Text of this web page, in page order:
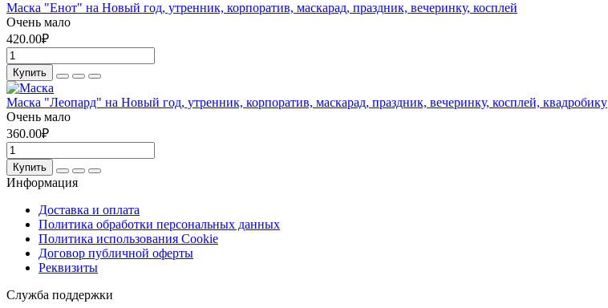
Маска "Енот" на Новый год, утренник, корпоратив, маскарад, праздник, вечеринку, косплей
Очень мало
420.00₽
Купить
Маска "Леопард" на Новый год, утренник, корпоратив, маскарад, праздник, вечеринку, косплей, квадробику
Очень мало
360.00₽
Купить
Информация
Доставка и оплата
Политика обработки персональных данных
Политика использования Cookie
Договор публичной оферты
Реквизиты
Служба поддержки